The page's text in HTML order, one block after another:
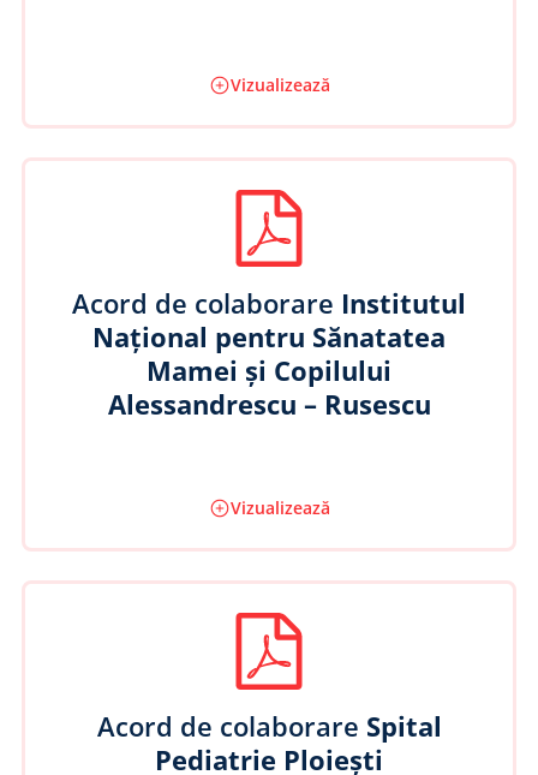
Vizualizează
Acord de colaborare Institutul
Național pentru Sănatatea
Mamei și Copilului
Alessandrescu – Rusescu
Vizualizează
Acord de colaborare Spital
Pediatrie Ploiești